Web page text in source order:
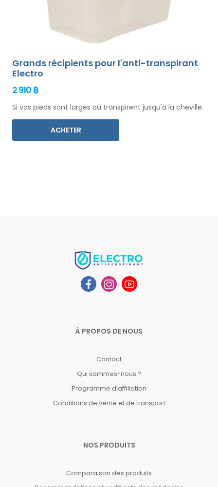
Grands récipients pour l'anti-transpirant
Electro
2 910 ฿
Si vos pieds sont larges ou transpirent jusqu'à la cheville.
ACHETER
À PROPOS DE NOUS
Contact
Qui sommes-nous ?
Programme d'affiliation
Conditions de vente et de transport
NOS PRODUITS
Comparaison des produits